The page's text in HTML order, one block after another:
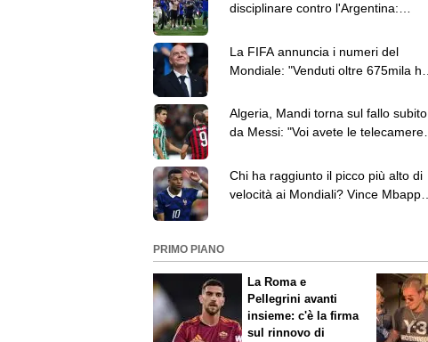
disciplinare contro l'Argentina:
La FIFA annuncia i numeri del
Mondiale: "Venduti oltre 675mila hot
Algeria, Mandi torna sul fallo subito
da Messi: "Voi avete le telecamere,
Chi ha raggiunto il picco più alto di
velocità ai Mondiali? Vince Mbappé
PRIMO PIANO
La Roma e
Pellegrini avanti
insieme: c'è la firma
sul rinnovo di